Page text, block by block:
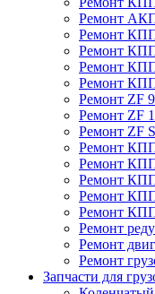
Ремонт
Ремонт
Ремонт
Ремонт
Ремонт
Ремонт ZF 9
Ремонт ZF
Ремонт ZF S
Ремонт
Ремонт
Ремонт
Ремонт
Ремонт
Ремонт
Ремонт
Ремонт
Запчасти для